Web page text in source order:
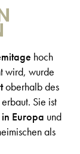
hoch
wird, wurde
oberhalb des
Sie ist
Europa und
als